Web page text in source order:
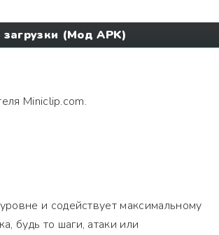
(Мод APK)
Miniclip.com.
и содействует максимальному
будь то шаги, атаки или